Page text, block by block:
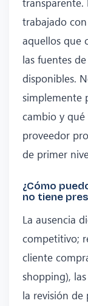
trabajado
aquellos que
las fuentes
disponibles.
simplemente
cambio y
proveedor
de primer
¿Cómo
no tiene
La ausencia
competitivo;
cliente
shopping),
la revisión de